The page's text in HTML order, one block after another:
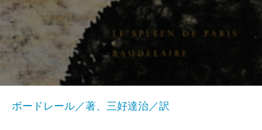
ボードレール／著、三好達治／訳